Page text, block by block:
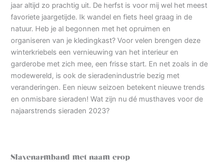
jaar altijd zo prachtig uit. De herfst is voor mij wel het meest
favoriete jaargetijde. Ik wandel en fiets heel graag in de
natuur. Heb je al begonnen met het opruimen en
organiseren van je kledingkast? Voor velen brengen deze
winterkriebels een vernieuwing van het interieur en
garderobe met zich mee, een frisse start. En net zoals in de
modewereld, is ook de sieradenindustrie bezig met
veranderingen. Een nieuw seizoen betekent nieuwe trends
en onmisbare sieraden! Wat zijn nu dé musthaves voor de
najaarstrends sieraden 2023?
Slavenarmband met naam erop